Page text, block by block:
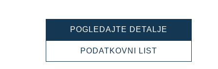
POGLEDAJTE DETALJE
PODATKOVNI LIST